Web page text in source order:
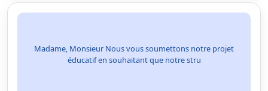
Madame, Monsieur Nous vous soumettons notre projet
éducatif en souhaitant que notre stru